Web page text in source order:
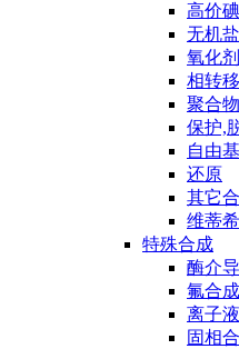
高价
无机盐
氧化剂
相转
聚合
保护,
自由
还原
其它
维蒂
特殊合成
酶介
氟合成
离子
固相